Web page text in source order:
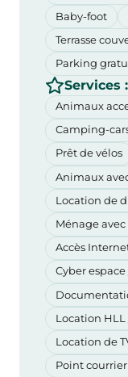
Baby-foot
Terrasse
Parking
Services :
Animaux
Camping-
Prêt de vélos
Animaux
Location de
Ménage
Accès
Cyber
Location
Location de
Point courrier